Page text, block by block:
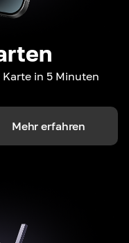
in 5 Minuten
Mehr erfahren